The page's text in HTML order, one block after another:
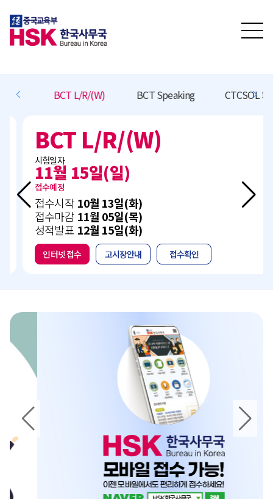
BCT L/R/(W) BCT Speaking CTCSOL 笔试
BCT L/R/(W)
시험일자
11월 15일(일)
접수예정
접수시작 10월 13일(화)
접수마감 11월 05일(목)
성적발표 12월 15일(화)
인터넷 접수 고시장안내 접수확인